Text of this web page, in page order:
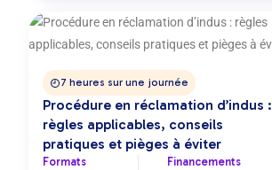
7 heures sur une journée
Procédure en réclamation d’indus :
règles applicables, conseils
pratiques et pièges à éviter
Formats Financements